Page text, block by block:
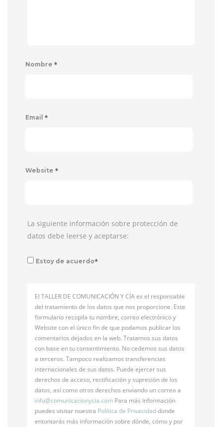
Nombre *
Email *
Website *
La siguiente información sobre protección de
datos debe leerse y aceptarse:
Estoy de acuerdo*
El TALLER DE COMUNICACIÓN Y CÍA es el responsable
del tratamiento de los datos que nos proporcione. Este
formulario recopila tu nombre, correo electrónico y
Website con el único fin de que podamos publicar los
comentarios dejados en la web. Tratamos sus datos
con base en tu consentimiento. No cedemos sus datos
a terceros. Tampoco realizamos transferencias
internacionales de sus datos. Puede ejercer sus
derechos de acceso, rectificación y supresión de los
datos, así como otros derechos enviando un correo a
info@comunicacionycia.com Para más información
puedes visitar nuestra Política de Privacidaddonde
entontarás más información sobre dónde, cómo y por